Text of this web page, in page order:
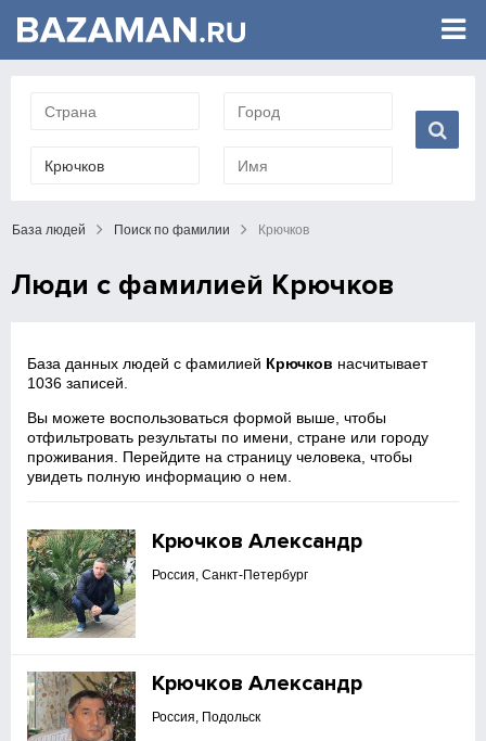
База людей Поиск по фамилии Крючков
Люди с фамилией Крючков
База данных людей с фамилией Крючков насчитывает
1036 записей.
Вы можете воспользоваться формой выше, чтобы
отфильтровать результаты по имени, стране или городу
проживания. Перейдите на страницу человека, чтобы
увидеть полную информацию о нем.
Крючков Александр
Россия, Санкт-Петербург
Крючков Александр
Россия, Подольск